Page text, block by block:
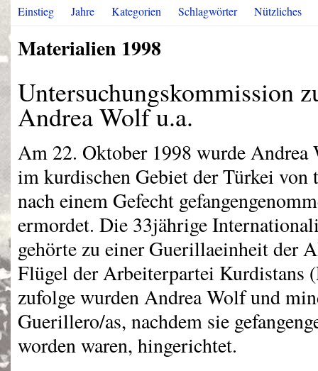
Einstieg Jahre Kategorien Schlagwörter Nützliches
Materialien 1998
Untersuchungskommission
Andrea Wolf u.a.
Am 22. Oktober 1998 wurde Andrea
im kurdischen Gebiet der Türkei
nach einem Gefecht
ermordet. Die 33jährige
gehörte zu einer Guerillaeinheit der
Flügel der Arbeiterpartei Kurdistans (
zufolge wurden Andrea Wolf und
Guerillero/as, nachdem sie
worden waren, hingerichtet.